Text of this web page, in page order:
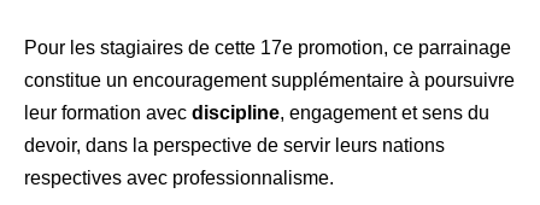
Pour les stagiaires de cette 17e promotion, ce parrainage
constitue un encouragement supplémentaire à poursuivre
leur formation avec discipline, engagement et sens du
devoir, dans la perspective de servir leurs nations
respectives avec professionnalisme.